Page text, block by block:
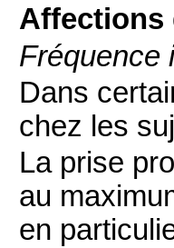
Affections
Fréquence
Dans
chez les
La prise
au
en